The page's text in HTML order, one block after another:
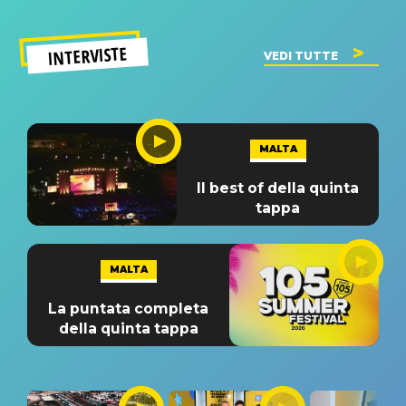
INTERVISTE VEDI TUTTE
MALTA
Il best of della quinta
tappa
MALTA
La puntata completa
della quinta tappa